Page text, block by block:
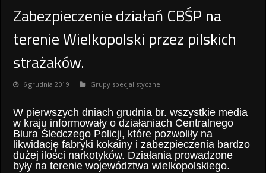
Zabezpieczenie działań CBŚP na
terenie Wielkopolski przez pilskich
strażaków.
6 grudnia 2019 Grupy specjalistyczne
W pierwszych dniach grudnia br. wszystkie media
w kraju informowały o działaniach Centralnego
Biura Śledczego Policji, które pozwoliły na
likwidację fabryki kokainy i zabezpieczenia bardzo
dużej ilości narkotyków. Działania prowadzone
były na terenie województwa wielkopolskiego.